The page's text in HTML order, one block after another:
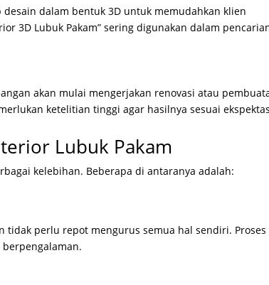
dalam bentuk 3D untuk memudahkan klien
3D Lubuk Pakam” sering digunakan dalam
akan mulai mengerjakan renovasi atau
ketelitian tinggi agar hasilnya sesuai
Lubuk Pakam
kelebihan. Beberapa di antaranya adalah:
tidak perlu repot mengurus semua hal sendiri. Proses